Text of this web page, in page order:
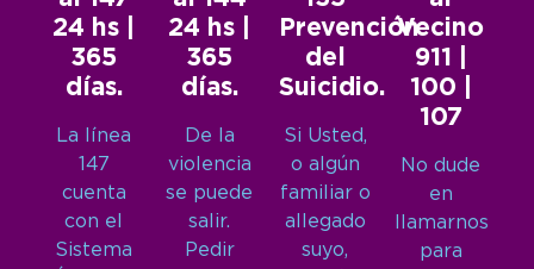
24 hs |
365
días.
La línea
147
cuenta
con el
Sistema
24 hs |
365
días.
De la
violencia
se puede
salir.
Pedir
Prevención
del
Suicidio.
Si Usted,
o algún
familiar o
allegado
suyo,
Vecino
911 |
100 |
107
No dude
en
llamarnos
para